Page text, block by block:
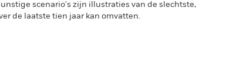
scenario's zijn illustraties van de slechtste,
de laatste tien jaar kan omvatten.